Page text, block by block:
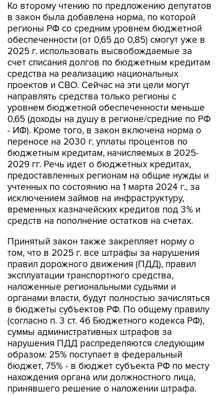
Ко второму чтению по предложению депутатов
в закон была добавлена норма, по которой
регионы РФ со средним уровнем бюджетной
обеспеченности (от 0,65 до 0,85) смогут уже в
2025 г. использовать высвобождаемые за
счет списания долгов по бюджетным кредитам
средства на реализацию национальных
проектов и СВО. Сейчас на эти цели могут
направлять средства только регионы с
уровнем бюджетной обеспеченности меньше
0,65 (доходы на душу в регионе/средние по РФ
- ИФ). Кроме того, в закон включена норма о
переносе на 2030 г. уплаты процентов по
бюджетным кредитам, начисляемых в 2025-
2029 гг. Речь идет о бюджетных кредитах,
предоставленных регионам на общие нужды и
учтенных по состоянию на 1 марта 2024 г., за
исключением займов на инфраструктуру,
временных казначейских кредитов под 3% и
средств на пополнение остатков на счетах.
Принятый закон также закрепляет норму о
том, что в 2025 г. все штрафы за нарушения
правил дорожного движения (ПДД), правил
эксплуатации транспортного средства,
наложенные региональными судьями и
органами власти, будут полностью зачисляться
в бюджеты субъектов РФ. По общему правилу
(согласно п. 3 ст. 46 Бюджетного кодекса РФ),
суммы административных штрафов за
нарушения ПДД распределяются следующим
образом: 25% поступает в федеральный
бюджет, 75% - в бюджет субъекта РФ по месту
нахождения органа или должностного лица,
принявшего решение о наложении штрафа.